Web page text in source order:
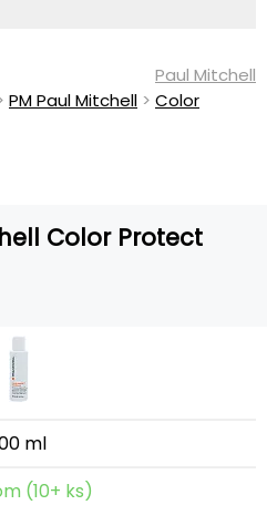
Paul Mitchell
PM Paul Mitchell
Color
Color Protect
ml
(10+ ks)